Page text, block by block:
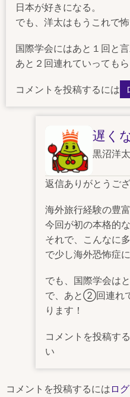
日本が好きになる。
でも、洋太はもうこれで
国際学会にはあと１回と言
あと２回連れていっても
コメントを投稿するには
遅く
黒沼洋太
橋
己
に
よ
る
疲
れ
ま」
信
返信ありがとうござ
海外旅行経験の豊
今回が初の本格的
それで、こんなに
で少し海外恐怖症
でも、国際学会は
で、あと②回連れ
ります！
コメントを投稿す
い
コメントを投稿するにはロ